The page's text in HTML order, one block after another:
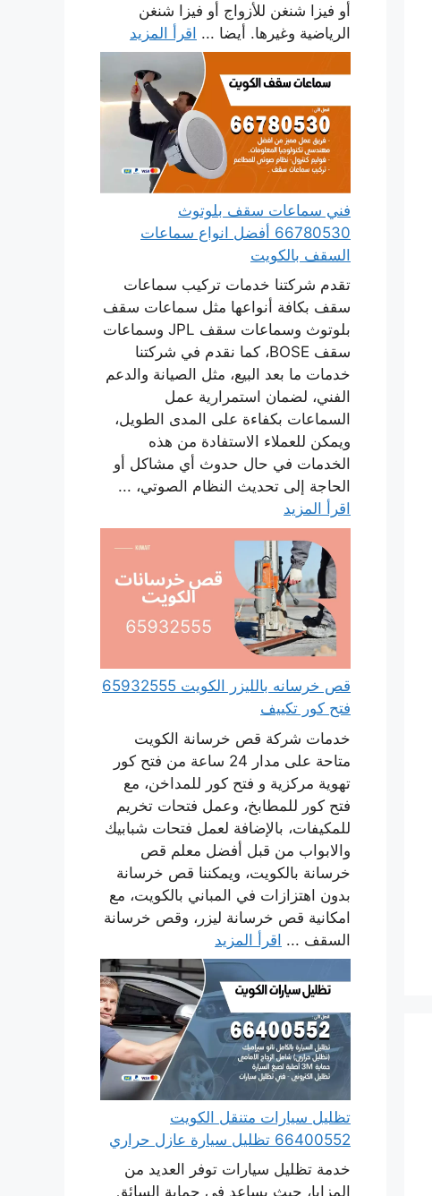
أو فيزا شنغن للأزواج أو فيزا شنغن
الرياضية وغيرها. أيضا ... اقرأ المزيد
فني سماعات سقف بلوتوث
66780530 أفضل انواع سماعات
السقف بالكويت
تقدم شركتنا خدمات تركيب سماعات
سقف بكافة أنواعها مثل سماعات سقف
بلوتوث وسماعات سقف JPL وسماعات
سقف BOSE، كما نقدم في شركتنا
خدمات ما بعد البيع، مثل الصيانة والدعم
الفني، لضمان استمرارية عمل
السماعات بكفاءة على المدى الطويل،
ويمكن للعملاء الاستفادة من هذه
الخدمات في حال حدوث أي مشاكل أو
الحاجة إلى تحديث النظام الصوتي، ...
اقرأ المزيد
قص خرسانه بالليزر الكويت 65932555
فتح كور تكييف
خدمات شركة قص خرسانة الكويت
متاحة على مدار 24 ساعة من فتح كور
تهوية مركزية و فتح كور للمداخن، مع
فتح كور للمطابخ، وعمل فتحات تخريم
للمكيفات، بالإضافة لعمل فتحات شبابيك
والابواب من قبل أفضل معلم قص
خرسانة بالكويت، ويمكننا قص خرسانة
بدون اهتزازات في المباني بالكويت، مع
امكانية قص خرسانة ليزر، وقص خرسانة
السقف ... اقرأ المزيد
تظليل سيارات متنقل الكويت
66400552 تظليل سيارة عازل حراري
خدمة تظليل سيارات توفر العديد من
المزايا، حيث يساعد في حماية السائق